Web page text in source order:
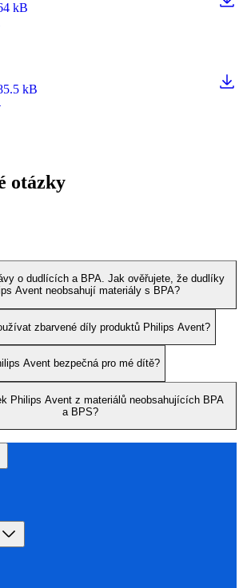
kB
kB
otázky
o dudlících a BPA. Jak ověřujete, že dudlíky
Avent neobsahují materiály s BPA?
zbarvené díly produktů Philips Avent?
Avent bezpečná pro mé dítě?
Philips Avent z materiálů neobsahujících BPA
a BPS?